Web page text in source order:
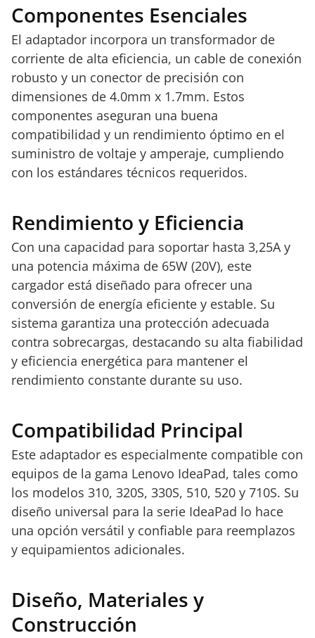
Componentes Esenciales
El adaptador incorpora un transformador de
corriente de alta eficiencia, un cable de conexión
robusto y un conector de precisión con
dimensiones de 4.0mm x 1.7mm. Estos
componentes aseguran una buena
compatibilidad y un rendimiento óptimo en el
suministro de voltaje y amperaje, cumpliendo
con los estándares técnicos requeridos.
Rendimiento y Eficiencia
Con una capacidad para soportar hasta 3,25A y
una potencia máxima de 65W (20V), este
cargador está diseñado para ofrecer una
conversión de energía eficiente y estable. Su
sistema garantiza una protección adecuada
contra sobrecargas, destacando su alta fiabilidad
y eficiencia energética para mantener el
rendimiento constante durante su uso.
Compatibilidad Principal
Este adaptador es especialmente compatible con
equipos de la gama Lenovo IdeaPad, tales como
los modelos 310, 320S, 330S, 510, 520 y 710S. Su
diseño universal para la serie IdeaPad lo hace
una opción versátil y confiable para reemplazos
y equipamientos adicionales.
Diseño, Materiales y
Construcción